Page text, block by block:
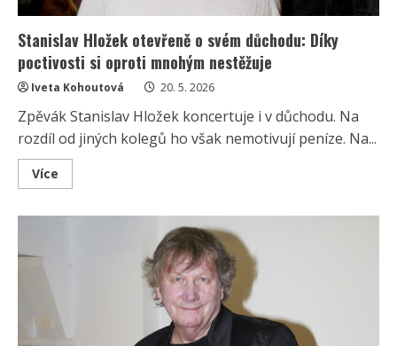
Stanislav Hložek otevřeně o svém důchodu: Díky
poctivosti si oproti mnohým nestěžuje
Iveta Kohoutová 20. 5. 2026
Zpěvák Stanislav Hložek koncertuje i v důchodu. Na
rozdíl od jiných kolegů ho však nemotivují peníze. Na...
Více
more
oproti
mnohým